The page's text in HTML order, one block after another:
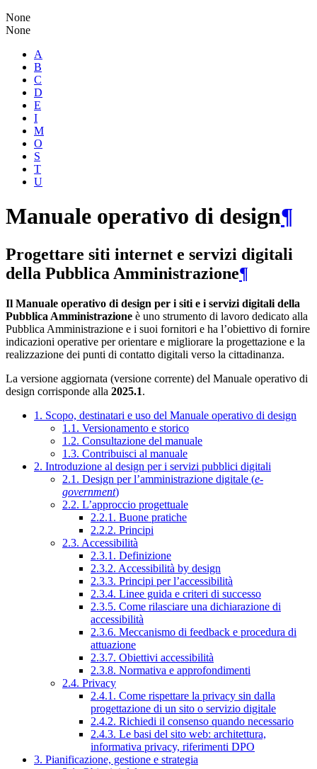
None
None
A
B
C
D
E
I
M
O
S
T
U
Manuale operativo di design¶
Progettare siti internet e servizi digitali
della Pubblica Amministrazione¶
Il Manuale operativo di design per i siti e i servizi digitali della
Pubblica Amministrazione è uno strumento di lavoro dedicato alla
Pubblica Amministrazione e i suoi fornitori e ha l’obiettivo di fornire
indicazioni operative per orientare e migliorare la progettazione e la
realizzazione dei punti di contatto digitali verso la cittadinanza.
La versione aggiornata (versione corrente) del Manuale operativo di
design corrisponde alla 2025.1.
1. Scopo, destinatari e uso del Manuale operativo di design
1.1. Versionamento e storico
1.2. Consultazione del manuale
1.3. Contribuisci al manuale
2. Introduzione al design per i servizi pubblici digitali
2.1. Design per l’amministrazione digitale (e-
government)
2.2. L’approccio progettuale
2.2.1. Buone pratiche
2.2.2. Principi
2.3. Accessibilità
2.3.1. Definizione
2.3.2. Accessibilità by design
2.3.3. Principi per l’accessibilità
2.3.4. Linee guida e criteri di successo
2.3.5. Come rilasciare una dichiarazione di
accessibilità
2.3.6. Meccanismo di feedback e procedura di
attuazione
2.3.7. Obiettivi accessibilità
2.3.8. Normativa e approfondimenti
2.4. Privacy
2.4.1. Come rispettare la privacy sin dalla
progettazione di un sito o servizio digitale
2.4.2. Richiedi il consenso quando necessario
2.4.3. Le basi del sito web: architettura,
informativa privacy, riferimenti DPO
3. Pianificazione, gestione e strategia